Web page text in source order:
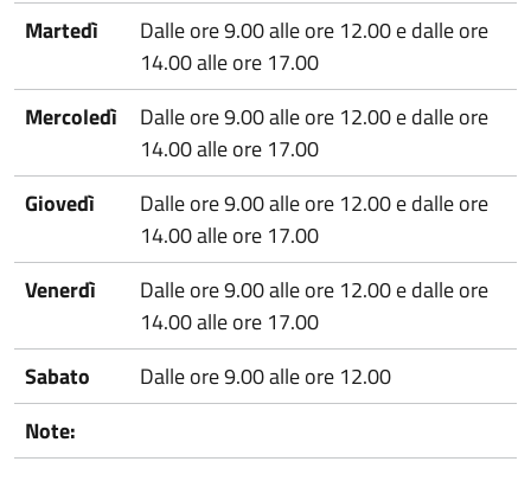
Martedì
Dalle ore 9.00 alle ore 12.00 e dalle ore
14.00 alle ore 17.00
Mercoledì
Dalle ore 9.00 alle ore 12.00 e dalle ore
14.00 alle ore 17.00
Giovedì
Dalle ore 9.00 alle ore 12.00 e dalle ore
14.00 alle ore 17.00
Venerdì
Dalle ore 9.00 alle ore 12.00 e dalle ore
14.00 alle ore 17.00
Sabato
Dalle ore 9.00 alle ore 12.00
Note: